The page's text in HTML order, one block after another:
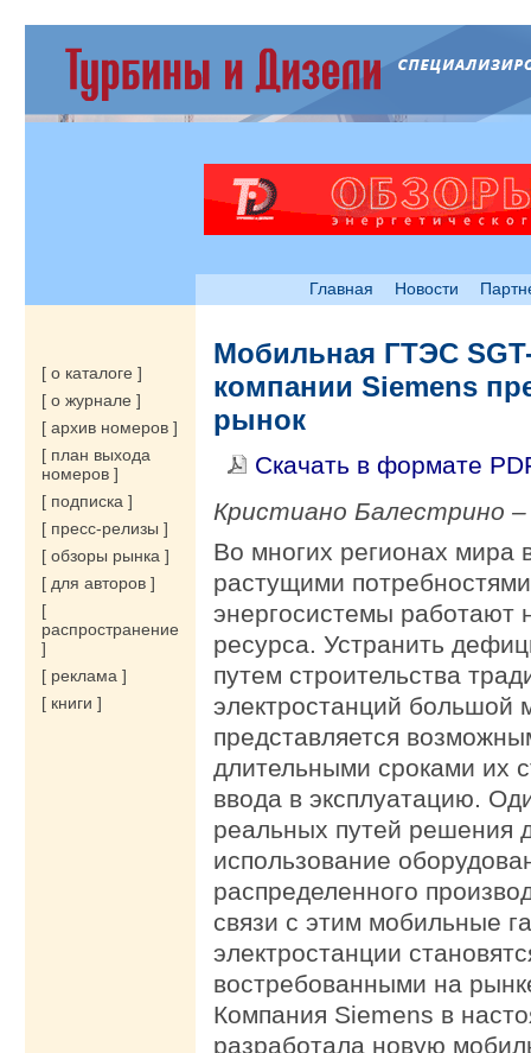
Главная Новости
[ о каталоге ]
[ о журнале ]
[ архив номеров ]
[ план выхода
номеров ]
[ подписка ]
[ пресс-релизы ]
[ обзоры рынка ]
[ для авторов ]
[
распространение
]
[ реклама ]
[ книги ]
Мобильная ГТЭС
компании Siemens
рынок
Скачать в формате
Кристиано Балестрино –
Во многих регионах мира
растущими
энергосистемы работают
ресурса. Устранить
путем строительства
электростанций большой
представляется
длительными сроками их
ввода в эксплуатацию.
реальных путей решения
использование
распределенного
связи с этим мобильные
электростанции
востребованными на
Компания Siemens в
разработала новую